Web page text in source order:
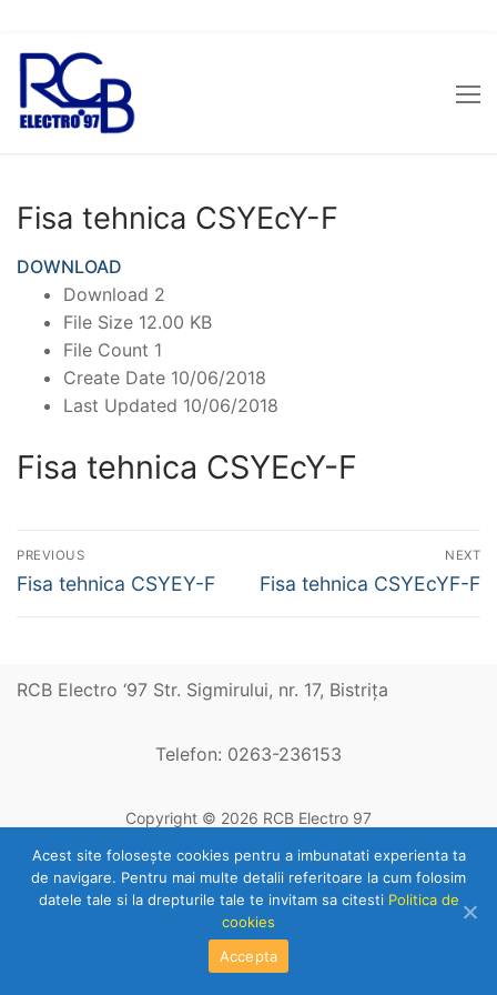
Sari
conținut
Fisa tehnica CSYEcY-F
DOWNLOAD
Download 2
File Size 12.00 KB
File Count 1
Create Date 10/06/2018
Last Updated 10/06/2018
Fisa tehnica CSYEcY-F
Navigare
în
PREVIOUS
Previous
Fisa tehnica CSYEY-F
NEXT
Next
Fisa tehnica CSYEcYF-F
RCB Electro ‘97 Str. Sigmirului, nr. 17, Bistriţa
Telefon: 0263-236153
Copyright © 2026 RCB Electro 97
Acest site foloseşte cookies pentru a imbunatati experienta ta
de navigare. Pentru mai multe detalii referitoare la cum folosim
datele tale si la drepturile tale te invitam sa citesti Politica de
cookies
Accepta